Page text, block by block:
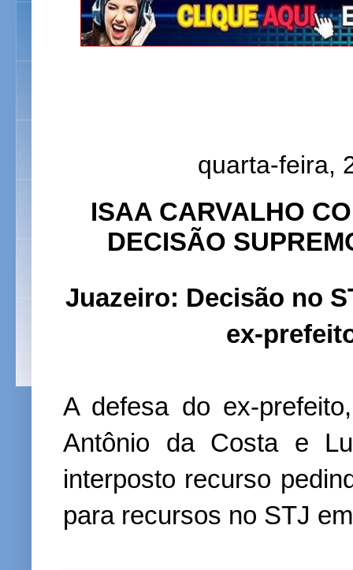
quarta-feira,
ISAA CARVALHO
DECISÃO
Juazeiro: Decisão no
ex-
A defesa do ex-
Antônio da Costa e
interposto recurso
para recursos no STJ